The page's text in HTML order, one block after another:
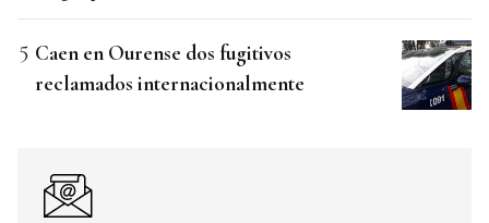
Caen en Ourense dos fugitivos
reclamados internacionalmente